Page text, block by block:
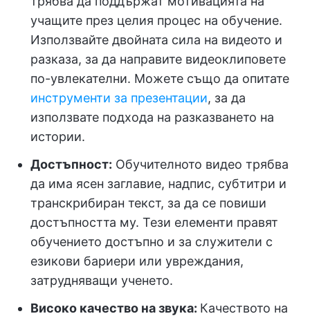
учащите през целия процес на обучение.
Използвайте двойната сила на видеото и
разказа, за да направите видеоклиповете
по-увлекателни. Можете също да опитате
инструменти за презентации, за да
използвате подхода на разказването на
истории.
Достъпност: Обучителното видео трябва
да има ясен заглавие, надпис, субтитри и
транскрибиран текст, за да се повиши
достъпността му. Тези елементи правят
обучението достъпно и за служители с
езикови бариери или увреждания,
затрудняващи ученето.
Високо качество на звука: Качеството на